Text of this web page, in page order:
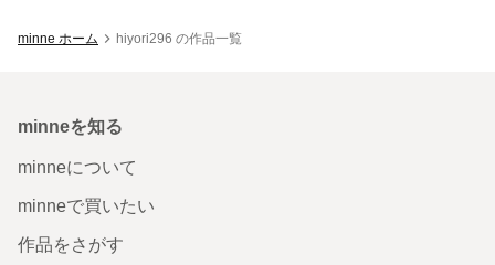
minne ホーム hiyori296 の作品一覧
minneを知る
minneについて
minneで買いたい
作品をさがす